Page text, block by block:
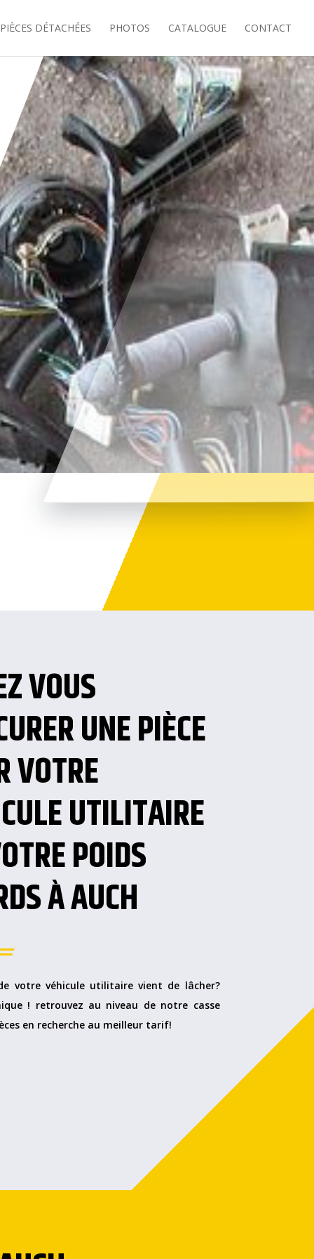
PIÈCES DÉTACHÉES PHOTOS CATALOGUE CONTACT
VOUS
UNE PIÈCE
VOTRE
UTILITAIRE
POIDS
À AUCH
votre véhicule utilitaire vient de lâcher?
! retrouvez au niveau de notre casse
en recherche au meilleur tarif!